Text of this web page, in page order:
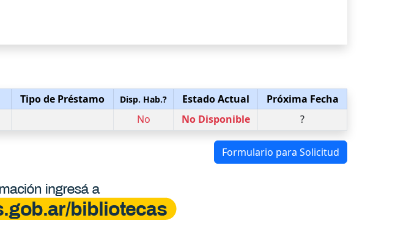
Tipo de Préstamo Disp. Hab.? Estado Actual
Próxima Fecha
No No Disponible ?
Formulario para Solicitud